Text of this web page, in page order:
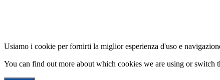
Usiamo i cookie per fornirti la miglior esperienza d'uso e
You can find out more about which cookies we are using or switch